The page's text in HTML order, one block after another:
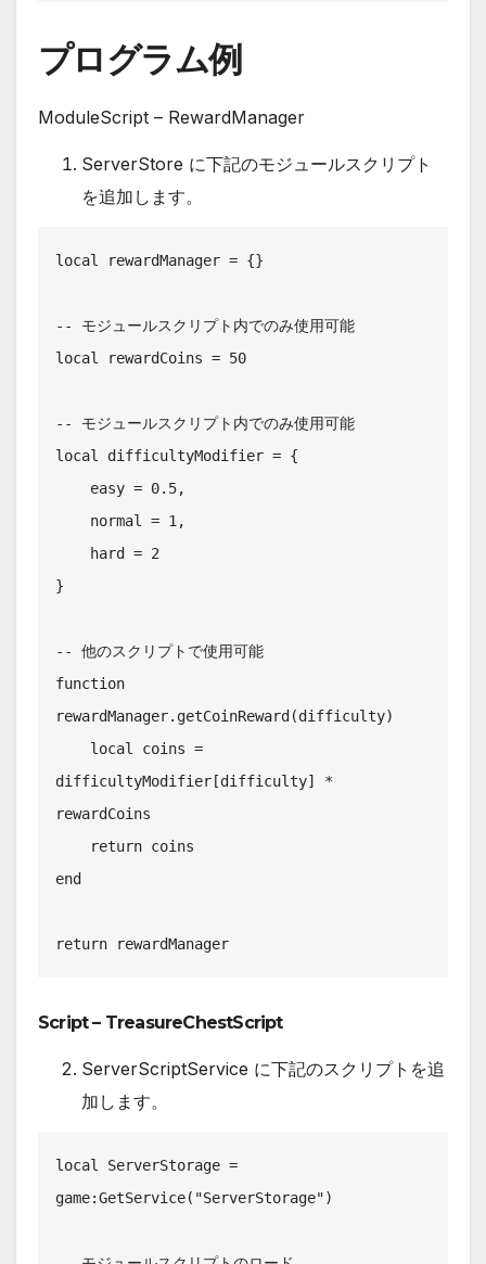
プログラム例
ModuleScript – RewardManager
ServerStore に下記のモジュールスクリプト
を追加します。
local rewardManager = {}
-- モジュールスクリプト内でのみ使用可能
local rewardCoins = 50
-- モジュールスクリプト内でのみ使用可能
local difficultyModifier = {
}
-- 他のスクリプトで使用可能
function
rewardManager.getCoinReward(difficulty)
difficultyModifier[difficulty] *
rewardCoins
end
return rewardManager
Script – TreasureChestScript
ServerScriptService に下記のスクリプトを追
加します。
local ServerStorage =
game:GetService("ServerStorage")